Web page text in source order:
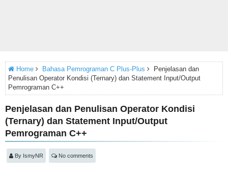
Home Bahasa Pemrograman C Plus-Plus
Penjelasan dan
Penulisan Operator Kondisi (Ternary) dan Statement Input/Output
Pemrograman C++
Penjelasan dan Penulisan Operator Kondisi
(Ternary) dan Statement Input/Output
Pemrograman C++
By IsmyNR No comments